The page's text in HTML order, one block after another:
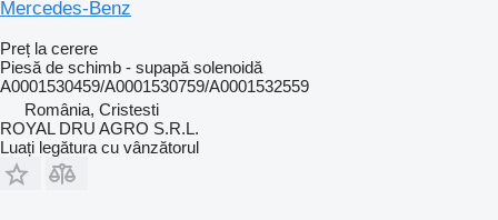
Mercedes-Benz
Preț la cerere
Piesă de schimb - supapă solenoidă
A0001530459/A0001530759/A0001532559
România, Cristesti
ROYAL DRU AGRO S.R.L.
Luați legătura cu vânzătorul